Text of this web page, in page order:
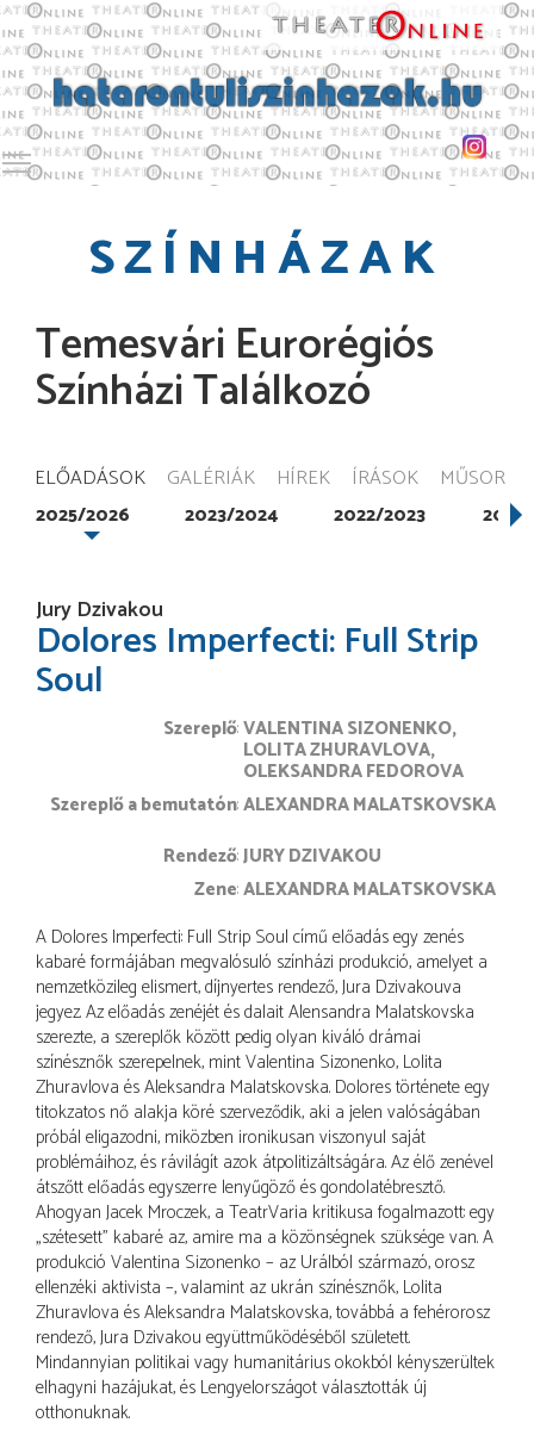
Toggle main menu visibility
SZÍNHÁZAK
Temesvári Eurorégiós
Színházi Találkozó
ELŐADÁSOK GALÉRIÁK HÍREK ÍRÁSOK MŰSOR
2025/2026 2023/2024 2022/2023
Jury Dzivakou
Dolores Imperfecti: Full Strip
Soul
Szereplő VALENTINA SIZONENKO
LOLITA ZHURAVLOVA
OLEKSANDRA FEDOROVA
Szereplő a bemutatón ALEXANDRA MALATSKOVSKA
rendező JURY DZIVAKOU
zene ALEXANDRA MALATSKOVSKA
A Dolores Imperfecti: Full Strip Soul című előadás egy zenés
kabaré formájában megvalósuló színházi produkció, amelyet a
nemzetközileg elismert, díjnyertes rendező, Jura Dzivakouva
jegyez. Az előadás zenéjét és dalait Alensandra Malatskovska
szerezte, a szereplők között pedig olyan kiváló drámai
színésznők szerepelnek, mint Valentina Sizonenko, Lolita
Zhuravlova és Aleksandra Malatskovska. Dolores története egy
titokzatos nő alakja köré szerveződik, aki a jelen valóságában
próbál eligazodni, miközben ironikusan viszonyul saját
problémáihoz, és rávilágít azok átpolitizáltságára. Az élő zenével
átszőtt előadás egyszerre lenyűgöző és gondolatébresztő.
Ahogyan Jacek Mroczek, a TeatrVaria kritikusa fogalmazott: egy
„szétesett” kabaré az, amire ma a közönségnek szüksége van. A
produkció Valentina Sizonenko – az Urálból származó, orosz
ellenzéki aktivista –, valamint az ukrán színésznők, Lolita
Zhuravlova és Aleksandra Malatskovska, továbbá a fehérorosz
rendező, Jura Dzivakou együttműködéséből született.
Mindannyian politikai vagy humanitárius okokból kényszerültek
elhagyni hazájukat, és Lengyelországot választották új
otthonuknak.